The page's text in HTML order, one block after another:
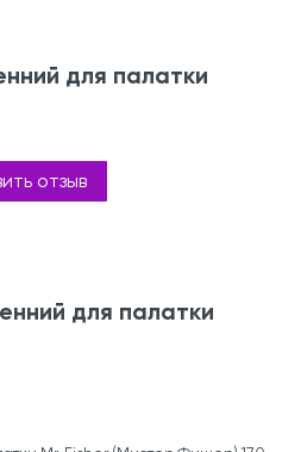
для палатки
отзыв
для палатки